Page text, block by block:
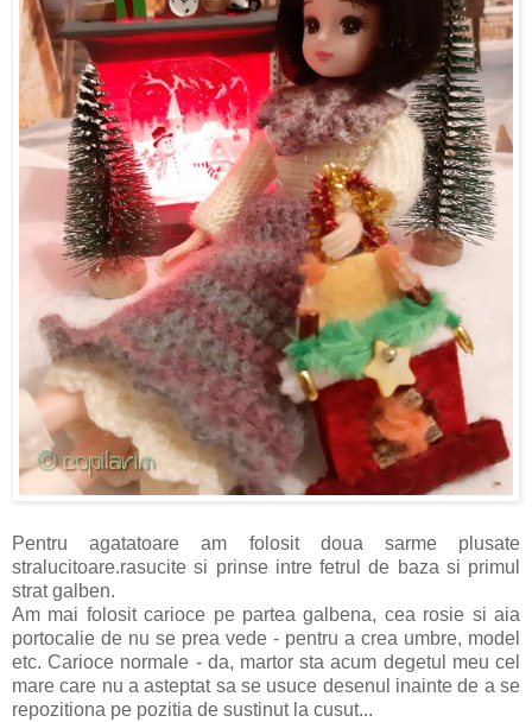
Pentru agatatoare am folosit doua sarme plusate
stralucitoare.rasucite si prinse intre fetrul de baza si primul
strat galben.
Am mai folosit carioce pe partea galbena, cea rosie si aia
portocalie de nu se prea vede - pentru a crea umbre, model
etc. Carioce normale - da, martor sta acum degetul meu cel
mare care nu a asteptat sa se usuce desenul inainte de a se
repozitiona pe pozitia de sustinut la cusut...